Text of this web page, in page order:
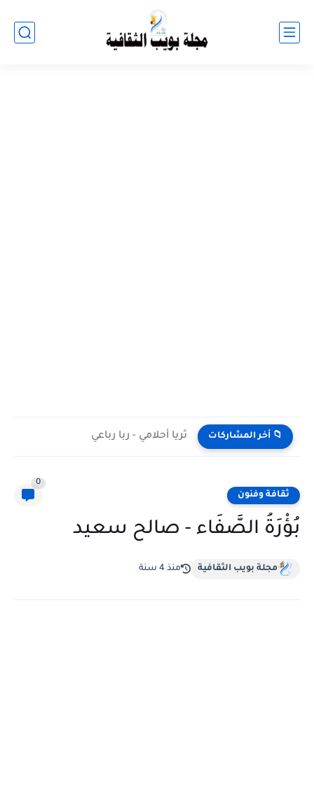
📁 أخر المشاركات ثريا أحلامي - ربا رباعي
ثقافة وفنون
0
بُؤْرَةُ الصَّفَاء - صالح سعيد
مجلة بويب الثقافية منذ 4 سنة